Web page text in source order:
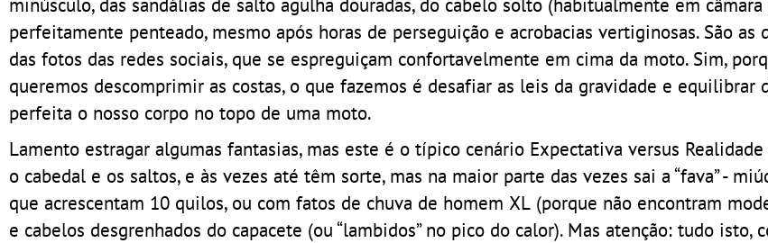
perfeitamente penteado, mesmo após horas de perseguição e acrobacias vertiginosas. São as
das fotos das redes sociais, que se espreguiçam confortavelmente em cima da moto. Sim,
queremos descomprimir as costas, o que fazemos é desafiar as leis da gravidade e equilibrar
perfeita o nosso corpo no topo de uma moto.
Lamento estragar algumas fantasias, mas este é o típico cenário Expectativa versus
o cabedal e os saltos, e às vezes até têm sorte, mas na maior parte das vezes sai a “fava” -
que acrescentam 10 quilos, ou com fatos de chuva de homem XL (porque não encontram
e cabelos desgrenhados do capacete (ou “lambidos” no pico do calor). Mas atenção: tudo isto,